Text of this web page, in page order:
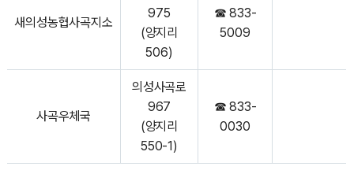
새의성농협사곡지소
975
(양지리
506)
☎ 833-
5009
사곡우체국
의성사곡로
967
(양지리
550-1)
☎ 833-
0030